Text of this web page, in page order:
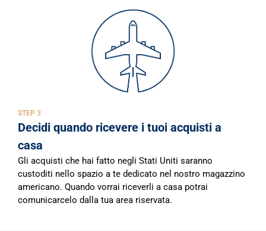
STEP 3
Decidi quando ricevere i tuoi acquisti a
casa
Gli acquisti che hai fatto negli Stati Uniti saranno
custoditi nello spazio a te dedicato nel nostro magazzino
americano. Quando vorrai riceverli a casa potrai
comunicarcelo dalla tua area riservata.